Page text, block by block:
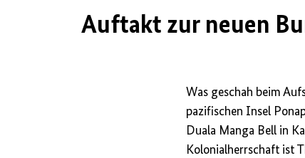
Auftakt zur neuen
Was geschah beim
pazifischen Insel
Duala Manga Bell in
Kolonialherrschaft ist